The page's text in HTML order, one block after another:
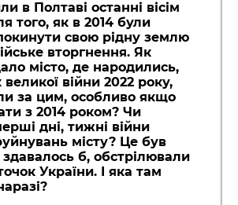
в Полтаві останні вісім
того, як в 2014 були
свою рідну землю
вторгнення. Як
місто, де народились,
великої війни 2022 року,
за цим, особливо якщо
з 2014 роком? Чи
дні, тижні війни
місту? Це був
здавалось б, обстрілювали
України. І яка там